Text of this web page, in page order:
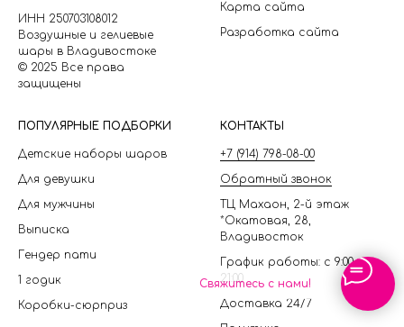
Свяжитесь с нами!
ИНН 250703108012
Воздушные и гелиевые
шары в Владивостоке
© 2025 Все права
защищены
Карта сайта
Разработка сайта
ПОПУЛЯРНЫЕ ПОДБОРКИ
Детские наборы шаров
Для девушки
Для мужчины
Выписка
Гендер пати
1 годик
Коробки-сюрприз
КОНТАКТЫ
+7 (914) 798-08-00
Обратный звонок
ТЦ Махаон, 2-й этаж
*Окатовая, 28,
Владивосток
График работы: с 9:00 до
21:00
Доставка 24/7